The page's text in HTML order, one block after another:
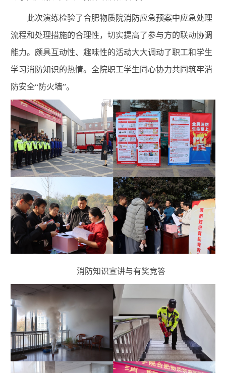
此次演练检验了合肥物质院消防应急预案中应急处理
流程和处理措施的合理性，切实提高了参与方的联动协调
能力。 颇具互动性、趣味性的活动大大调动了职工和学生
学习消防知识的热情。 全院职工学生同心协力共同筑牢消
防安全“防火墙”。
消防知识宣讲与有奖竞答